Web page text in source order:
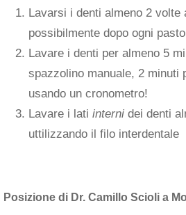
Lavarsi i denti almeno 2 volte
possibilmente dopo ogni
Lavare i denti per almeno 5
spazzolino manuale, 2 minuti
usando un cronometro!
Lavare i lati interni dei denti
uttilizzando il filo interdentale
Posizione di Dr. Camillo Scioli a